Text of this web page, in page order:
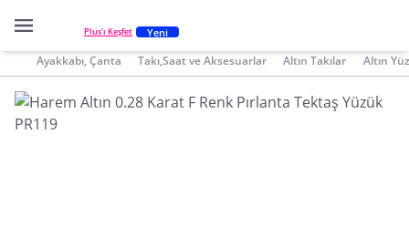
Plus'ı Keşfet Yeni
Ayakkabı, Çanta Takı,Saat ve Aksesuarlar Altın Takılar Altın